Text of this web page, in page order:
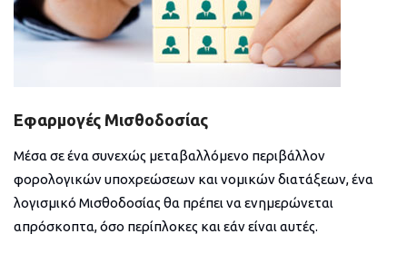
Εφαρμογές Μισθοδοσίας
Μέσα σε ένα συνεχώς μεταβαλλόμενο περιβάλλον
φορολογικών υποχρεώσεων και νομικών διατάξεων, ένα
λογισμικό Μισθοδοσίας θα πρέπει να ενημερώνεται
απρόσκοπτα, όσο περίπλοκες και εάν είναι αυτές.